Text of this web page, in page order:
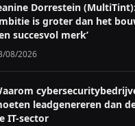
Dorrestein
is groter dan het
succesvol merk’
08/2026
leadgenereren dan
IT-sector